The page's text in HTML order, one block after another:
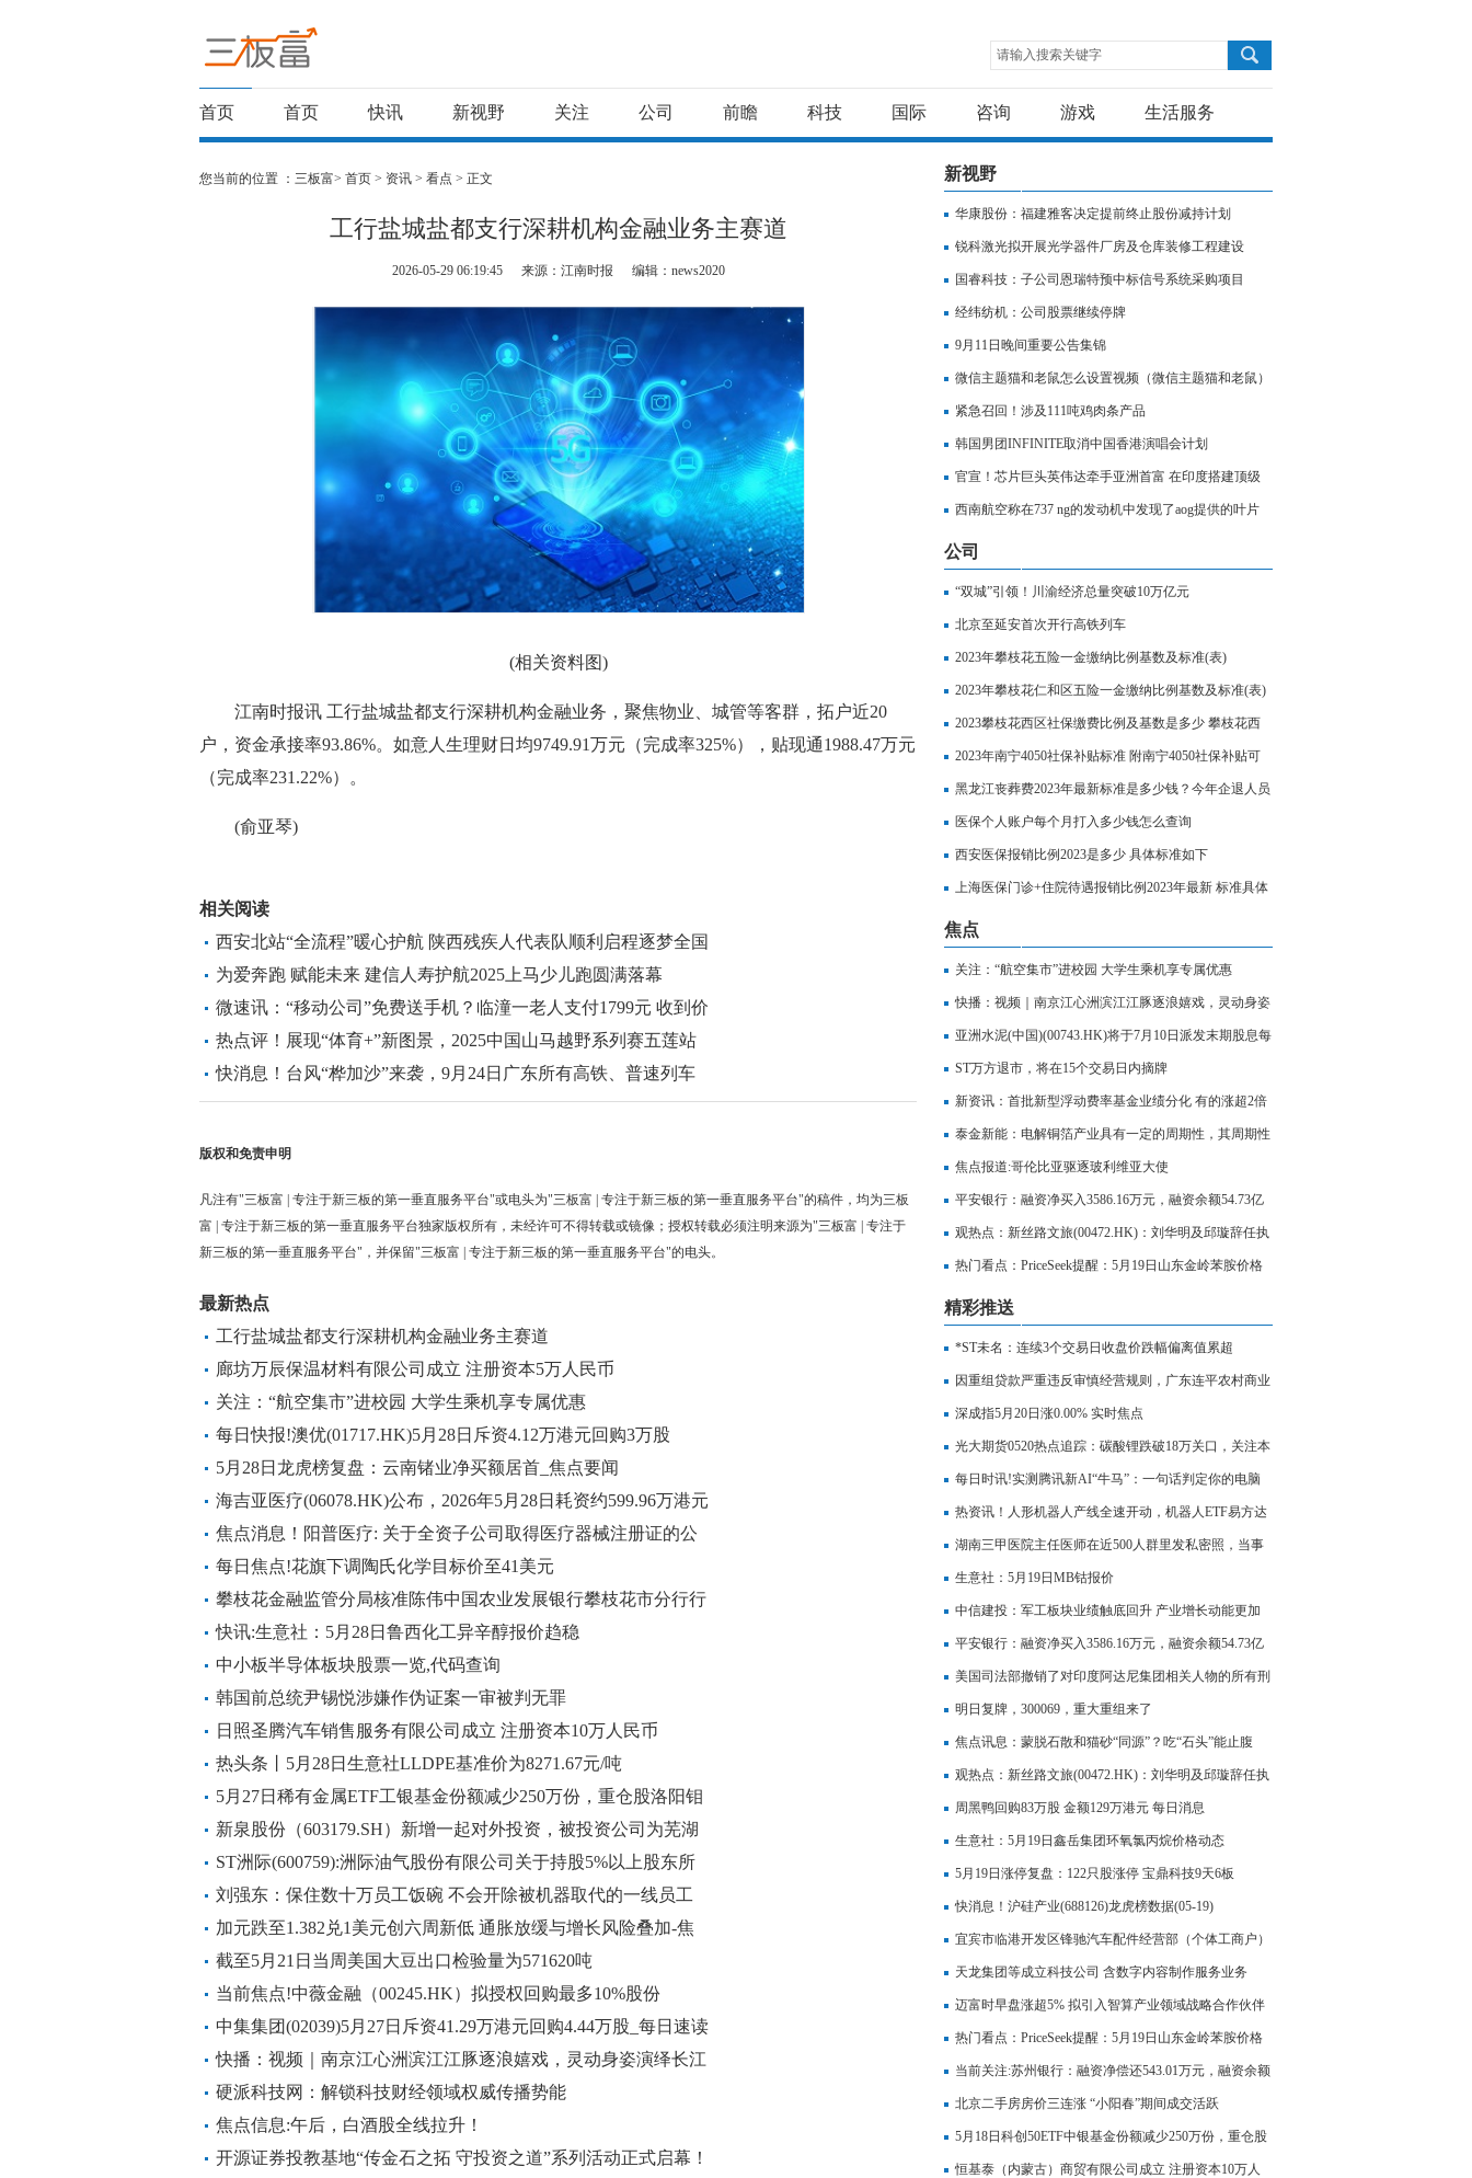
请输入搜索关键字
首页 首页 快讯 新视野 关注 公司 前瞻 科技 国际 咨询 游戏 生活服务
您当前的位置 ： 三板富> 首页 > 资讯 > 看点 > 正文
工行盐城盐都支行深耕机构金融业务主赛道
2026-05-29 06:19:45 来源：江南时报 编辑：news2020
(相关资料图)
江南时报讯 工行盐城盐都支行深耕机构金融业务，聚焦物业、城管等客群，拓户近20
户，资金承接率93.86%。如意人生理财日均9749.91万元（完成率325%），贴现通1988.47万元
（完成率231.22%）。
(俞亚琴)
相关阅读
西安北站“全流程”暖心护航 陕西残疾人代表队顺利启程逐梦全国
汇演
为爱奔跑 赋能未来 建信人寿护航2025上马少儿跑圆满落幕
微速讯：“移动公司”免费送手机？临潼一老人支付1799元 收到价
值500元手机
热点评！展现“体育+”新图景，2025中国山马越野系列赛五莲站
开跑
快消息！台风“桦加沙”来袭，9月24日广东所有高铁、普速列车
停运
版权和免责申明
凡注有"三板富 | 专注于新三板的第一垂直服务平台"或电头为"三板富 | 专注于新三板的第一垂直服务平台"的稿件，均为三板
富 | 专注于新三板的第一垂直服务平台独家版权所有，未经许可不得转载或镜像；授权转载必须注明来源为"三板富 | 专注于
新三板的第一垂直服务平台"，并保留"三板富 | 专注于新三板的第一垂直服务平台"的电头。
最新热点
工行盐城盐都支行深耕机构金融业务主赛道
廊坊万辰保温材料有限公司成立 注册资本5万人民币
关注：“航空集市”进校园 大学生乘机享专属优惠
每日快报!澳优(01717.HK)5月28日斥资4.12万港元回购3万股
5月28日龙虎榜复盘：云南锗业净买额居首_焦点要闻
海吉亚医疗(06078.HK)公布，2026年5月28日耗资约599.96万港元
回购62.9万股股份
焦点消息！阳普医疗: 关于全资子公司取得医疗器械注册证的公
告
每日焦点!花旗下调陶氏化学目标价至41美元
攀枝花金融监管分局核准陈伟中国农业发展银行攀枝花市分行行
长任职资格 新视野
快讯:生意社：5月28日鲁西化工异辛醇报价趋稳
中小板半导体板块股票一览,代码查询
韩国前总统尹锡悦涉嫌作伪证案一审被判无罪
日照圣腾汽车销售服务有限公司成立 注册资本10万人民币
热头条丨5月28日生意社LLDPE基准价为8271.67元/吨
5月27日稀有金属ETF工银基金份额减少250万份，重仓股洛阳钼
业、北方稀土、盐湖股份
新泉股份（603179.SH）新增一起对外投资，被投资公司为芜湖
新泉座椅有限公司
ST洲际(600759):洲际油气股份有限公司关于持股5%以上股东所
持股份被司法拍卖的进展公告
刘强东：保住数十万员工饭碗 不会开除被机器取代的一线员工
加元跌至1.382兑1美元创六周新低 通胀放缓与增长风险叠加-焦
点日报
截至5月21日当周美国大豆出口检验量为571620吨
当前焦点!中薇金融（00245.HK）拟授权回购最多10%股份
中集集团(02039)5月27日斥资41.29万港元回购4.44万股_每日速读
快播：视频｜南京江心洲滨江江豚逐浪嬉戏，灵动身姿演绎长江
生态画卷
硬派科技网：解锁科技财经领域权威传播势能
焦点信息:午后，白酒股全线拉升！
开源证券投教基地“传金石之拓 守投资之道”系列活动正式启幕！
新视野
华康股份：福建雅客决定提前终止股份减持计划
锐科激光拟开展光学器件厂房及仓库装修工程建设
国睿科技：子公司恩瑞特预中标信号系统采购项目
经纬纺机：公司股票继续停牌
9月11日晚间重要公告集锦
微信主题猫和老鼠怎么设置视频（微信主题猫和老鼠）
紧急召回！涉及111吨鸡肉条产品
韩国男团INFINITE取消中国香港演唱会计划
官宣！芯片巨头英伟达牵手亚洲首富 在印度搭建顶级
超算、炼制本土大模型
西南航空称在737 ng的发动机中发现了aog提供的叶片
公司
“双城”引领！川渝经济总量突破10万亿元
北京至延安首次开行高铁列车
2023年攀枝花五险一金缴纳比例基数及标准(表)
2023年攀枝花仁和区五险一金缴纳比例基数及标准(表)
2023攀枝花西区社保缴费比例及基数是多少 攀枝花西
区社保缴费标准表
2023年南宁4050社保补贴标准 附南宁4050社保补贴可
以享受几年
黑龙江丧葬费2023年最新标准是多少钱？今年企退人员
丧葬费领多少钱？
医保个人账户每个月打入多少钱怎么查询
西安医保报销比例2023是多少 具体标准如下
上海医保门诊+住院待遇报销比例2023年最新 标准具体
如下
焦点
关注：“航空集市”进校园 大学生乘机享专属优惠
快播：视频｜南京江心洲滨江江豚逐浪嬉戏，灵动身姿
演绎长江生态画卷
亚洲水泥(中国)(00743.HK)将于7月10日派发末期股息每
股0.03元
ST万方退市，将在15个交易日内摘牌
新资讯：首批新型浮动费率基金业绩分化 有的涨超2倍
有的仍在亏损
泰金新能：电解铜箔产业具有一定的周期性，其周期性
也传导至电解铜箔装备行业
焦点报道:哥伦比亚驱逐玻利维亚大使
平安银行：融资净买入3586.16万元，融资余额54.73亿
元-即时
观热点：新丝路文旅(00472.HK)：刘华明及邱璇辞任执
行董事
热门看点：PriceSeek提醒：5月19日山东金岭苯胺价格
下调
精彩推送
*ST未名：连续3个交易日收盘价跌幅偏离值累超
12.40%|每日消息
因重组贷款严重违反审慎经营规则，广东连平农村商业
银行股份有限公司、广东连平农村商业银行股份有限公
司陂头支行及相关责任人员被罚款30万元和20万元
深成指5月20日涨0.00% 实时焦点
光大期货0520热点追踪：碳酸锂跌破18万关口，关注本
周库存数据调整_速看
每日时讯!实测腾讯新AI“牛马”：一句话判定你的电脑
能否畅玩黑神话
热资讯！人形机器人产线全速开动，机器人ETF易方达
（159530）持续“吸金”
湖南三甲医院主任医师在近500人群里发私密照，当事
人：系误发，没什么解释，群友：群成员多为专家学者
和文化领域名人，应该解释或道歉|焦点资讯
生意社：5月19日MB钴报价
中信建投：军工板块业绩触底回升 产业增长动能更加
多元和可持续|新资讯
平安银行：融资净买入3586.16万元，融资余额54.73亿
元-即时
美国司法部撤销了对印度阿达尼集团相关人物的所有刑
事指控
明日复牌，300069，重大重组来了
焦点讯息：蒙脱石散和猫砂“同源”？吃“石头”能止腹
泻？
观热点：新丝路文旅(00472.HK)：刘华明及邱璇辞任执
行董事
周黑鸭回购83万股 金额129万港元 每日消息
生意社：5月19日鑫岳集团环氧氯丙烷价格动态
5月19日涨停复盘：122只股涨停 宝鼎科技9天6板
快消息！沪硅产业(688126)龙虎榜数据(05-19)
宜宾市临港开发区锋驰汽车配件经营部（个体工商户）
成立 注册资本3万人民币_今日看点
天龙集团等成立科技公司 含数字内容制作服务业务
迈富时早盘涨超5% 拟引入智算产业领域战略合作伙伴
夯实算力基座|每日报道
热门看点：PriceSeek提醒：5月19日山东金岭苯胺价格
下调
当前关注:苏州银行：融资净偿还543.01万元，融资余额
8.92亿元
北京二手房房价三连涨 “小阳春”期间成交活跃
5月18日科创50ETF中银基金份额减少250万份，重仓股
寒武纪、海光信息、中芯国际
恒基泰（内蒙古）商贸有限公司成立 注册资本10万人